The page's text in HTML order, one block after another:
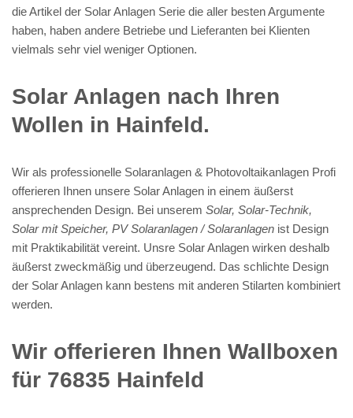
die Artikel der Solar Anlagen Serie die aller besten Argumente
haben, haben andere Betriebe und Lieferanten bei Klienten
vielmals sehr viel weniger Optionen.
Solar Anlagen nach Ihren
Wollen in Hainfeld.
Wir als professionelle Solaranlagen & Photovoltaikanlagen Profi
offerieren Ihnen unsere Solar Anlagen in einem äußerst
ansprechenden Design. Bei unserem Solar, Solar-Technik,
Solar mit Speicher, PV Solaranlagen / Solaranlagen ist Design
mit Praktikabilität vereint. Unsre Solar Anlagen wirken deshalb
äußerst zweckmäßig und überzeugend. Das schlichte Design
der Solar Anlagen kann bestens mit anderen Stilarten kombiniert
werden.
Wir offerieren Ihnen Wallboxen
für 76835 Hainfeld